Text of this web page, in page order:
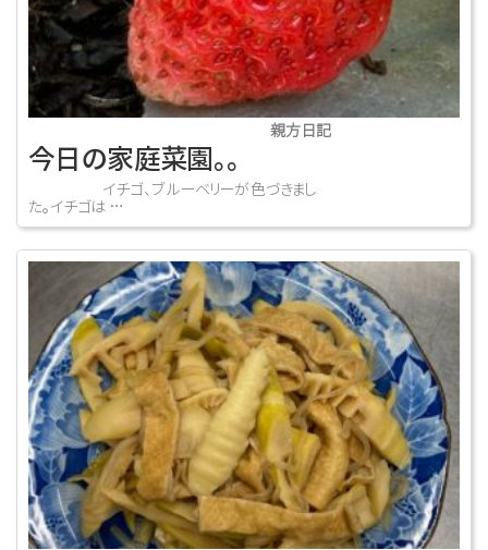
親方日記
今日の家庭菜園。。
イチゴ、ブルーベリーが色づきまし
た。イチゴは …